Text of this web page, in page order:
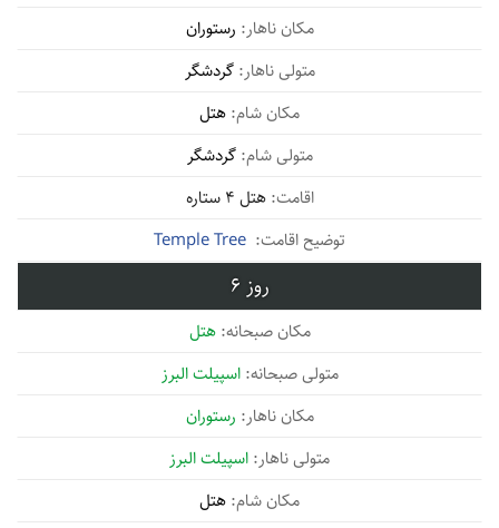
رستوران
گردشگر
هتل
گردشگر
هتل 4 ستاره
Temple Tree
6
هتل
اسپیلت البرز
رستوران
اسپیلت البرز
هتل